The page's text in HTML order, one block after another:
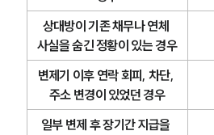
상대방이 기존 채무나 연체
사실을 숨긴 정황이 있는 경우
변제기 이후 연락 회피, 차단,
주소 변경이 있었던 경우
일부 변제 후 장기간 지급을